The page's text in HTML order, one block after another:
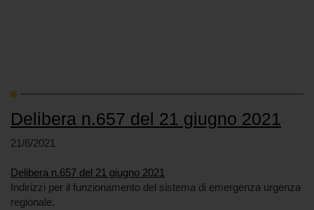
Delibera n.657 del 21 giugno 2021
21/6/2021
Delibera n.657 del 21 giugno 2021
Indirizzi per il funzionamento del sistema di emergenza urgenza
regionale.